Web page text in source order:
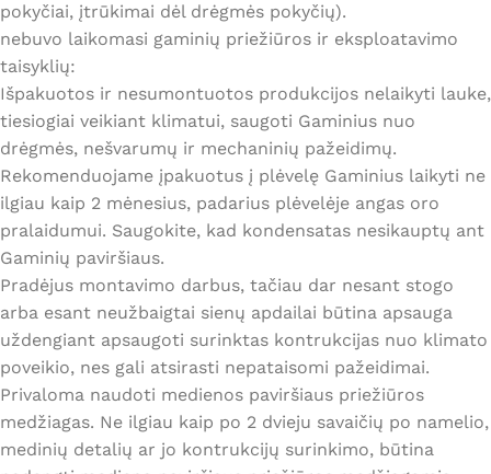
pokyčiai, įtrūkimai dėl drėgmės pokyčių).
nebuvo laikomasi gaminių priežiūros ir eksploatavimo
taisyklių:
Išpakuotos ir nesumontuotos produkcijos nelaikyti lauke,
tiesiogiai veikiant klimatui, saugoti Gaminius nuo
drėgmės, nešvarumų ir mechaninių pažeidimų.
Rekomenduojame įpakuotus į plėvelę Gaminius laikyti ne
ilgiau kaip 2 mėnesius, padarius plėvelėje angas oro
pralaidumui. Saugokite, kad kondensatas nesikauptų ant
Gaminių paviršiaus.
Pradėjus montavimo darbus, tačiau dar nesant stogo
arba esant neužbaigtai sienų apdailai būtina apsauga
uždengiant apsaugoti surinktas kontrukcijas nuo klimato
poveikio, nes gali atsirasti nepataisomi pažeidimai.
Privaloma naudoti medienos paviršiaus priežiūros
medžiagas. Ne ilgiau kaip po 2 dvieju savaičių po namelio,
medinių detalių ar jo kontrukcijų surinkimo, būtina